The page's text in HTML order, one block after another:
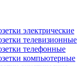
электрические
телевизионные
телефонные
компьютерные